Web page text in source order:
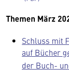
Themen März
Schluss mit
auf Bücher
der Buch-